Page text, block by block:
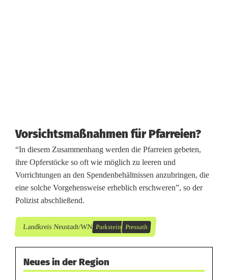
H
e
l
f
r
f
Vorsichtsmaßnahmen für Pfarreien?
“In diesem Zusammenhang werden die Pfarreien gebeten,
ihre Opferstöcke so oft wie möglich zu leeren und
Vorrichtungen an den Spendenbehältnissen anzubringen, die
eine solche Vorgehensweise erheblich erschweren”, so der
Polizist abschließend.
Landkreis Neustadt/WN Parkstein Pressath
Neues in der Region